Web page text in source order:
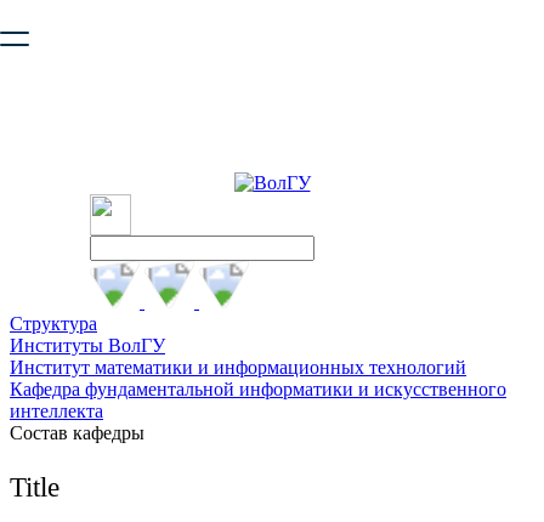
безопасную работу с сайтом. Пожалуйста
Структура
Институты ВолГУ
Институт математики и информационных технологий
Кафедра фундаментальной информатики и искусственного
интеллекта
Состав кафедры
Title